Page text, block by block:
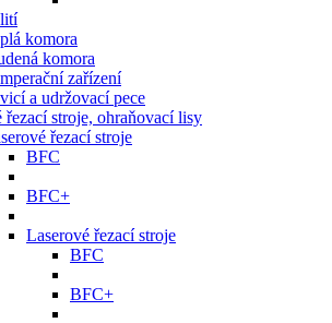
komora
komora
zařízení
a udržovací pece
řezací stroje, ohraňovací lisy
řezací stroje
BFC
BFC+
Laserové řezací stroje
BFC
BFC+